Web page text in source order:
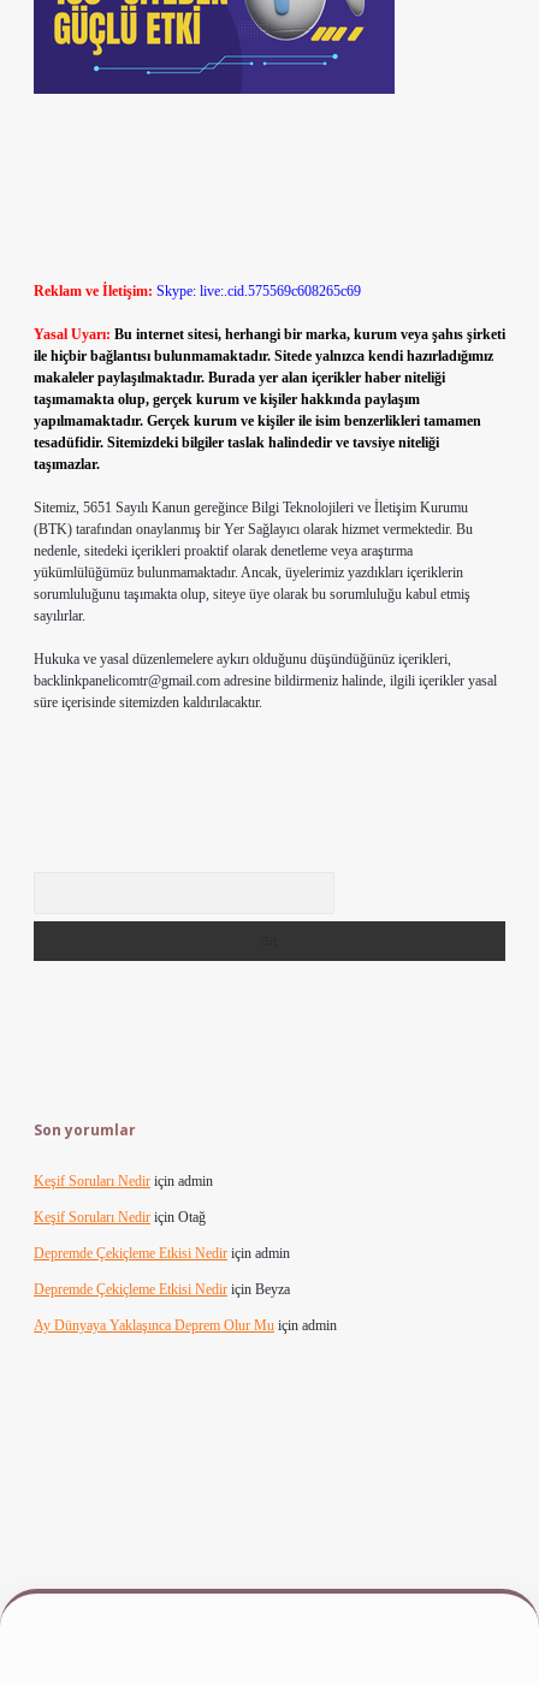
Reklam ve İletişim: Skype: live:.cid.575569c608265c69
Yasal Uyarı: Bu internet sitesi, herhangi bir marka, kurum veya şahıs şirketi
ile hiçbir bağlantısı bulunmamaktadır. Sitede yalnızca kendi hazırladığımız
makaleler paylaşılmaktadır. Burada yer alan içerikler haber niteliği
taşımamakta olup, gerçek kurum ve kişiler hakkında paylaşım
yapılmamaktadır. Gerçek kurum ve kişiler ile isim benzerlikleri tamamen
tesadüfidir. Sitemizdeki bilgiler taslak halindedir ve tavsiye niteliği
taşımazlar.
Sitemiz, 5651 Sayılı Kanun gereğince Bilgi Teknolojileri ve İletişim Kurumu
(BTK) tarafından onaylanmış bir Yer Sağlayıcı olarak hizmet vermektedir. Bu
nedenle, sitedeki içerikleri proaktif olarak denetleme veya araştırma
yükümlülüğümüz bulunmamaktadır. Ancak, üyelerimiz yazdıkları içeriklerin
sorumluluğunu taşımakta olup, siteye üye olarak bu sorumluluğu kabul etmiş
sayılırlar.
Hukuka ve yasal düzenlemelere aykırı olduğunu düşündüğünüz içerikleri,
backlinkpanelicomtr@gmail.com adresine bildirmeniz halinde, ilgili içerikler yasal
süre içerisinde sitemizden kaldırılacaktır.
Son yorumlar
Keşif Soruları Nedir için admin
Keşif Soruları Nedir için Otağ
Depremde Çekiçleme Etkisi Nedir için admin
Depremde Çekiçleme Etkisi Nedir için Beyza
Ay Dünyaya Yaklaşınca Deprem Olur Mu için admin
www.betexper.xyz/